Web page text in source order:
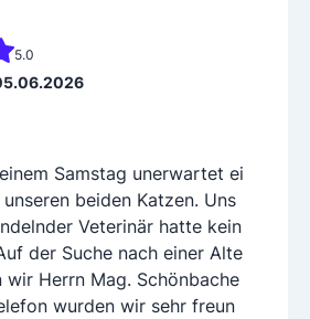
5.0
Samstag unerwartet ei
beiden Katzen. Uns
Veterinär hatte kein
der Suche nach einer Alte
wir Herrn Mag. Schönbache
wurden wir sehr freun